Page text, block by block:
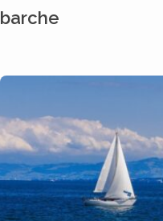
barche